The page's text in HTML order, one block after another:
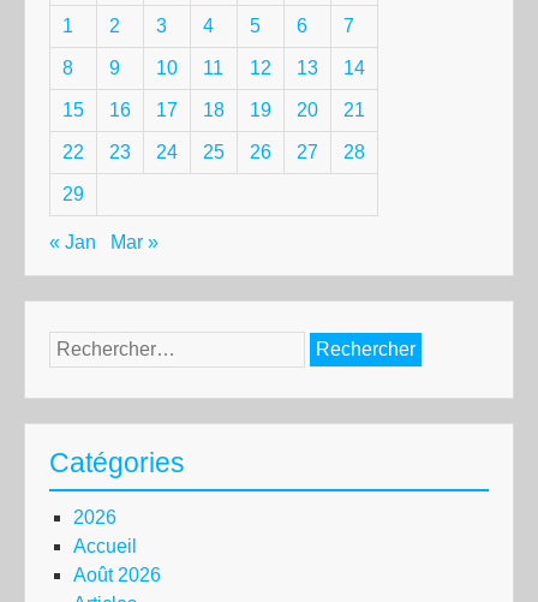
1 2 3 4 5 6 7
8 9 10 11 12 13 14
15 16 17 18 19 20 21
22 23 24 25 26 27 28
29
« Jan Mar »
Rechercher :
Catégories
2026
Accueil
Août 2026